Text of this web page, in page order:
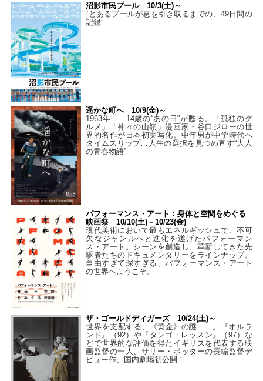
沼影市民プール 10/3(土)～
“とあるプールが息を引き取るまでの、49日間の
記録”
遥かな町へ 10/9(金)～
1963年――14歳の“あの日”が甦る。「孤独のグ
ルメ」「神々の山嶺」漫画家・谷口ジローの世
界的名作が日本初実写化。中年男が中学時代へ
タイムスリップ…人生の選択を見つめ直す“大人
の青春物語”
パフォーマンス・アート：身体と空間をめぐる
映画祭 10/10(土)－10/23(金)
現代美術において最もエネルギッシュで、不可
欠なジャンルへと進化を遂げたパフォーマン
ス・アート。シーンを創造し、革新してきた先
駆者たちのドキュメンタリーをラインナップ。
自由すぎて深すぎる、パフォーマンス・アート
の世界へようこそ。
ザ・ゴールドディガーズ 10/24(土)～
世界を支配する、《黄金》の謎――。『オルラ
ンド』（92）や『タンゴ・レッスン』（97）な
どで世界的な評価を得たイギリスを代表する映
画監督の一人、サリー・ポッターの長編監督デ
ビュー作、国内劇場初公開！